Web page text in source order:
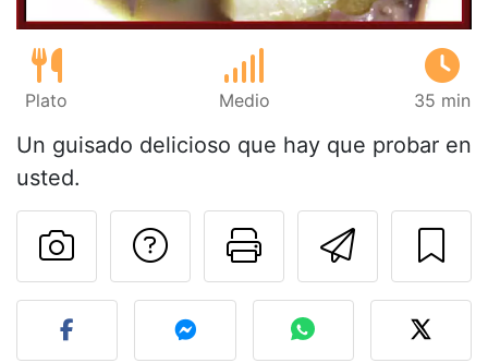
Plato Medio 35 min
Un guisado delicioso que hay que probar en
usted.
Imprimir
Preguntar al autor
Publicar la foto de esta